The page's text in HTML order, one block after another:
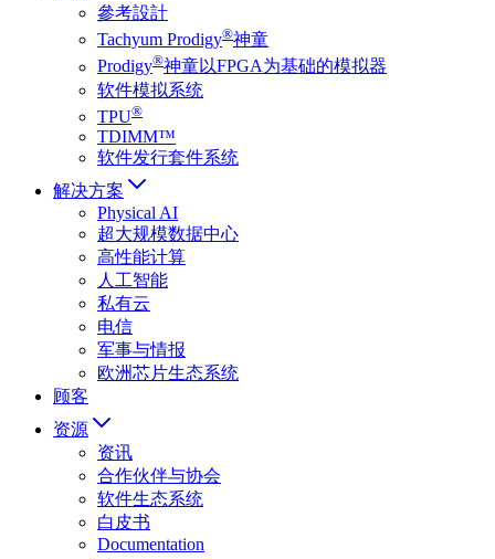
參考設計
Tachyum Prodigy®神童
Prodigy®神童以FPGA为基础的模拟器
软件模拟系统
TPU®
TDIMM™
软件发行套件系统
解决方案
Physical AI
超大规模数据中心
高性能计算
人工智能
私有云
电信
军事与情报
欧洲芯片生态系统
顾客
资源
资讯
合作伙伴与协会
软件生态系统
白皮书
Documentation